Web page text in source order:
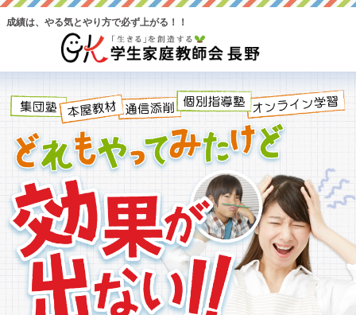
成績は、やる気とやり方で必ず上がる！！